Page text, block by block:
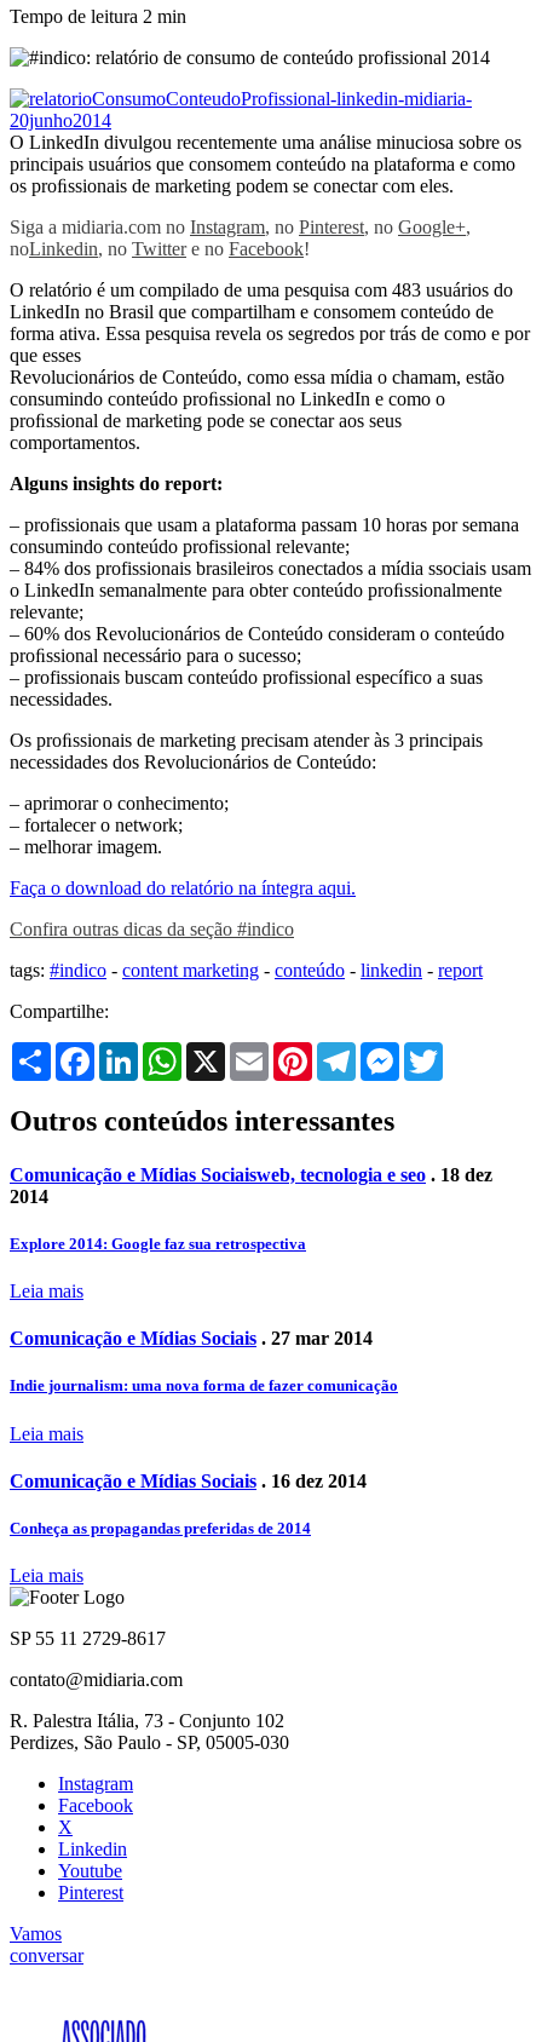
Tempo de leitura 2 min
O LinkedIn divulgou recentemente uma análise minuciosa sobre os
principais usuários que consomem conteúdo na plataforma e como
os proﬁssionais de marketing podem se conectar com eles.
Siga a midiaria.com no Instagram, no Pinterest, no Google+,
noLinkedin, no Twittere no Facebook!
O relatório é um compilado de uma pesquisa com 483 usuários do
LinkedIn no Brasil que compartilham e consomem conteúdo de
forma ativa. Essa pesquisa revela os segredos por trás de como e por
que esses
Revolucionários de Conteúdo, como essa mídia o chamam, estão
consumindo conteúdo proﬁssional no LinkedIn e como o
proﬁssional de marketing pode se conectar aos seus
comportamentos.
Alguns insights do report:
– profissionais que usam a plataforma passam 10 horas por semana
consumindo conteúdo profissional relevante;
– 84% dos profissionais brasileiros conectados a mídia ssociais usam
o LinkedIn semanalmente para obter conteúdo proﬁssionalmente
relevante;
– 60% dos Revolucionários de Conteúdo consideram o conteúdo
proﬁssional necessário para o sucesso;
– profissionais buscam conteúdo profissional específico a suas
necessidades.
Os proﬁssionais de marketing precisam atender às 3 principais
necessidades dos Revolucionários de Conteúdo:
– aprimorar o conhecimento;
– fortalecer o network;
– melhorar imagem.
Faça o download do relatório na íntegra aqui.
Confira outras dicas da seção #indico
tags: #indico - content marketing - conteúdo - linkedin - report
Compartilhe:
Share FacebookLinkedInWhatsApp
X Email PinterestTelegramMessenger
Outros conteúdos interessantes
Comunicação e Mídias Sociaisweb, tecnologia e seo . 18 dez
2014
Explore 2014: Google faz sua retrospectiva
Leia mais
Comunicação e Mídias Sociais . 27 mar 2014
Indie journalism: uma nova forma de fazer comunicação
Leia mais
Comunicação e Mídias Sociais . 16 dez 2014
Conheça as propagandas preferidas de 2014
Leia mais
SP 55 11 2729-8617
contato@midiaria.com
R. Palestra Itália, 73 - Conjunto 102
Perdizes, São Paulo - SP, 05005-030
Instagram
Facebook
X
Linkedin
Youtube
Pinterest
Vamos
conversar